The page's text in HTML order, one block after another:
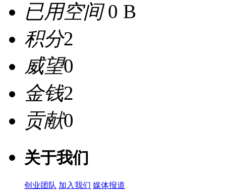
已用空间0 B
积分2
威望0
金钱2
贡献0
关于我们
创业团队 加入我们 媒体报道